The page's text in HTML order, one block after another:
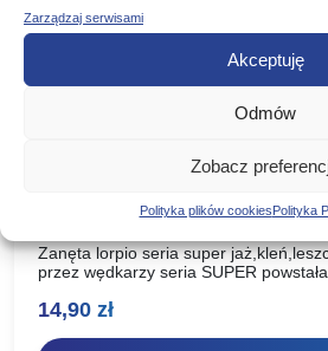
Zarządzaj serwisami
Akceptuję
Odmów
Zobacz
Polityka plików cookiesPolityka
Zanęta lorpio seria super
przez wędkarzy seria SUPER
współtwórcy sukcesów…
14,90 zł